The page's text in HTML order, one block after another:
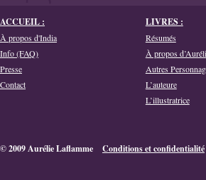
ACCUEIL :
À propos d'India
Info (FAQ)
Presse
Contact
LIVRES :
Résumés
À propos
Autres
L’auteure
L’illustratrice
© 2009 Aurélie Laflamme Conditions et confidentialité